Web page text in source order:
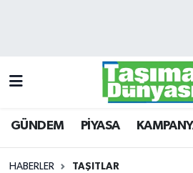
GÜNDEM PİYASA
HABERLER TAŞITLAR
KAMPANYA
RÖPORTAJ
Trafik Durumu
Süper Lig Puan Durumu ve
Tüm Manşetler